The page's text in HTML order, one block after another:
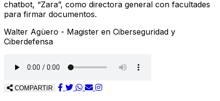
chatbot, “Zara”, como directora general con facultades
para firmar documentos.
Walter Agüero - Magister en Ciberseguridad y
Ciberdefensa
COMPARTIR